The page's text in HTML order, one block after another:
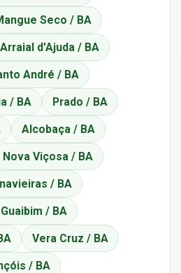
Seco / BA
Arraial d'Ajuda / BA
André / BA
/ BA Prado / BA
Alcobaça / BA
Nova Viçosa / BA
/ BA
Guaibim / BA
Vera Cruz / BA
/ BA